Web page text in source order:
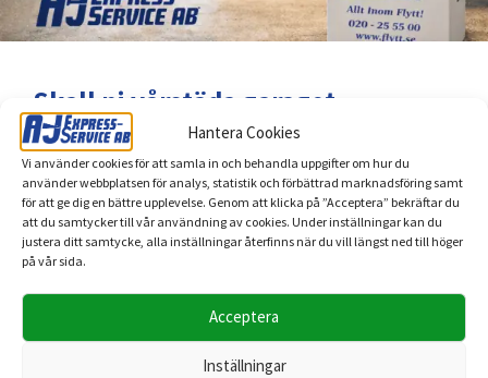
Hantera Cookies
Vi använder cookies för att samla in och behandla uppgifter om hur du
använder webbplatsen för analys, statistik och förbättrad marknadsföring samt
för att ge dig en bättre upplevelse. Genom att klicka på ”Acceptera” bekräftar du
att du samtycker till vår användning av cookies. Under inställningar kan du
justera ditt samtycke, alla inställningar återfinns när du vill längst ned till höger
på vår sida.
Acceptera
Inställningar
Skall ni vårstäda garaget
2026-03-06
Vi på A-J Express-Service kan hjälpa er att rensa
garaget inför sommarens säsong när grillen skall
fram, När man skall rensa garaget så är det viktigt
att man har riktiga flyttkartonger som tål tuffa tag